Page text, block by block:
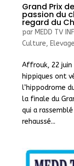
Grand Prix
passion du
regard du
par MEDD TV
Culture, Elevage
Affrouk, 22 juin
hippiques ont
l’hippodrome
la finale du
qui a
rehaussé...